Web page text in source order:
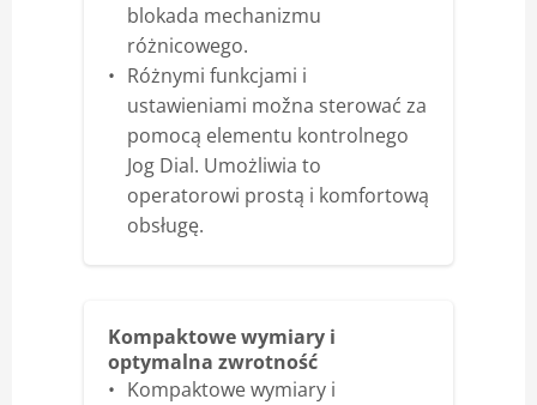
blokada mechanizmu
różnicowego.
Różnymi funkcjami i
ustawieniami možna sterować za
pomocą elementu kontrolnego
Jog Dial. Umożliwia to
operatorowi prostą i komfortową
obsługę.
Kompaktowe wymiary i
optymalna zwrotność
Kompaktowe wymiary i